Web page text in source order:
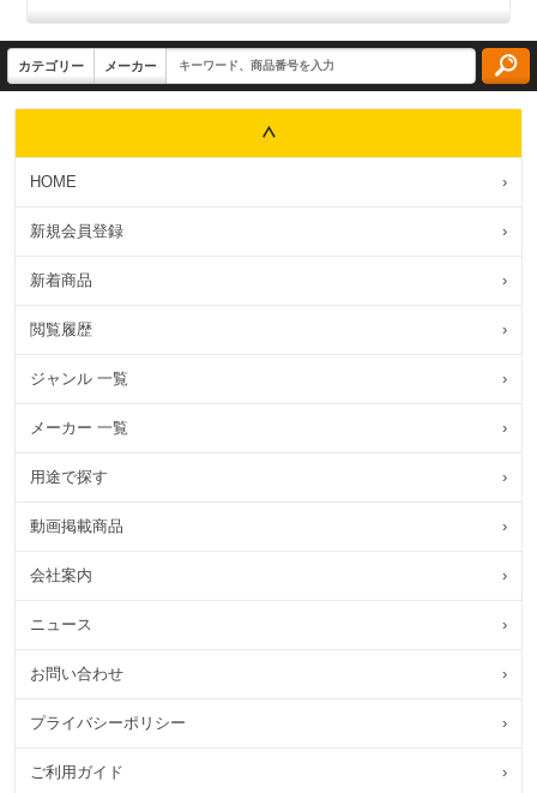
HOME ›
新規会員登録 ›
新着商品 ›
閲覧履歴 ›
ジャンル 一覧 ›
メーカー 一覧 ›
用途で探す ›
動画掲載商品 ›
会社案内 ›
ニュース ›
お問い合わせ ›
プライバシーポリシー ›
ご利用ガイド ›